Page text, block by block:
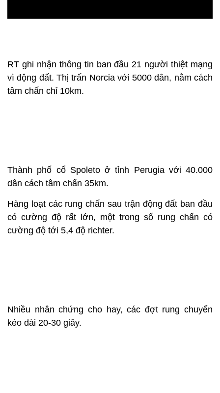
RT ghi nhận thông tin ban đầu 21 người thiệt mạng
vì động đất. Thị trấn Norcia với 5000 dân, nằm cách
tâm chấn chỉ 10km.
Hàng loạt các rung chấn sau trận động đất ban đầu
có cường độ rất lớn, một trong số rung chấn có
cường độ tới 5,4 độ richter.